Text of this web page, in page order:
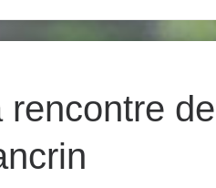
rencontre